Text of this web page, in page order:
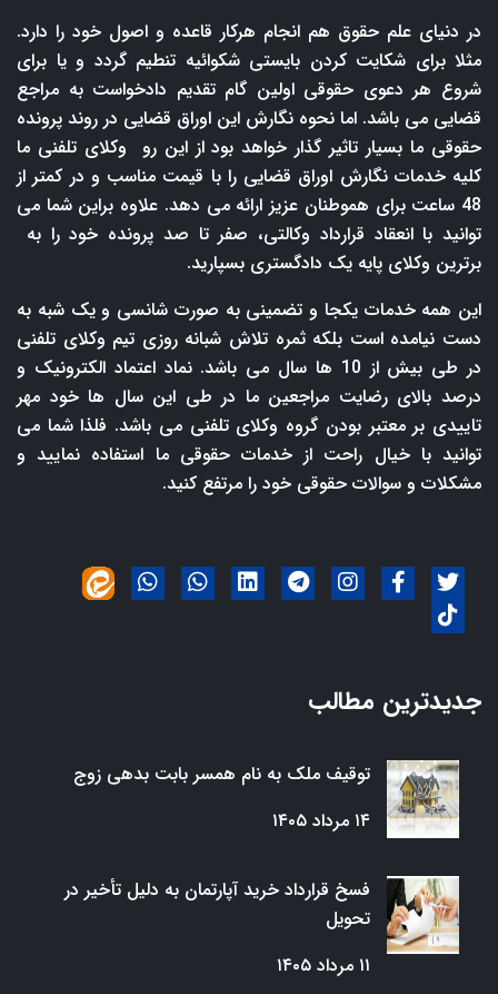
در دنیای علم حقوق هم انجام هرکار قاعده و اصول خود را دارد.
مثلا برای شکایت کردن بایستی شکوائیه تنطیم گردد و یا برای
شروع هر دعوی حقوقی اولین گام تقدیم دادخواست به مراجع
قضایی می باشد. اما نحوه نگارش این اوراق قضایی در روند پرونده
حقوقی ما بسیار تاثیر گذار خواهد بود از این رو وکلای تلفنی ما
کلیه خدمات نگارش اوراق قضایی را با قیمت مناسب و در کمتر از
48 ساعت برای هموطنان عزیز ارائه می دهد. علاوه براین شما می
توانید با انعقاد قرارداد وکالتی، صفر تا صد پرونده خود را به
برترین وکلای پایه یک دادگستری بسپارید.
این همه خدمات یکجا و تضمینی به صورت شانسی و یک شبه به
دست نیامده است بلکه ثمره تلاش شبانه روزی تیم وکلای تلفنی
در طی بیش از 10 ها سال می باشد. نماد اعتماد الکترونیک و
درصد بالای رضایت مراجعین ما در طی این سال ها خود مهر
تاییدی بر معتبر بودن گروه وکلای تلفنی می باشد. فلذا شما می
توانید با خیال راحت از خدمات حقوقی ما استفاده نمایید و
مشکلات و سوالات حقوقی خود را مرتفع کنید.
جدیدترین مطالب
توقیف ملک به نام همسر بابت بدهی زوج
۱۴ مرداد ۱۴۰۵
فسخ قرارداد خرید آپارتمان به دلیل تأخیر در
تحویل
۱۱ مرداد ۱۴۰۵